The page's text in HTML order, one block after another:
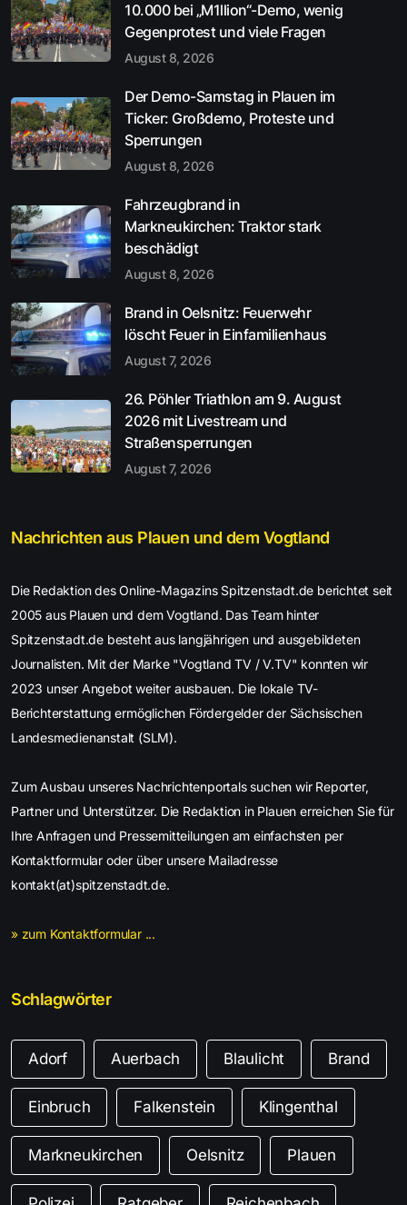
10.000 bei „M1llion“-Demo, wenig
Gegenprotest und viele Fragen
August 8, 2026
Der Demo-Samstag in Plauen im
Ticker: Großdemo, Proteste und
Sperrungen
August 8, 2026
Fahrzeugbrand in
Markneukirchen: Traktor stark
beschädigt
August 8, 2026
Brand in Oelsnitz: Feuerwehr
löscht Feuer in Einfamilienhaus
August 7, 2026
26. Pöhler Triathlon am 9. August
2026 mit Livestream und
Straßensperrungen
August 7, 2026
Nachrichten aus Plauen und dem Vogtland
Die Redaktion des Online-Magazins Spitzenstadt.de berichtet seit
2005 aus Plauen und dem Vogtland. Das Team hinter
Spitzenstadt.de besteht aus langjährigen und ausgebildeten
Journalisten. Mit der Marke "Vogtland TV / V.TV" konnten wir
2023 unser Angebot weiter ausbauen. Die lokale TV-
Berichterstattung ermöglichen Fördergelder der Sächsischen
Landesmedienanstalt (SLM).
Zum Ausbau unseres Nachrichtenportals suchen wir Reporter,
Partner und Unterstützer. Die Redaktion in Plauen erreichen Sie für
Ihre Anfragen und Pressemitteilungen am einfachsten per
Kontaktformular oder über unsere Mailadresse
kontakt(at)spitzenstadt.de.
» zum Kontaktformular ...
Schlagwörter
Adorf Auerbach Blaulicht Brand
Einbruch Falkenstein Klingenthal
Markneukirchen Oelsnitz Plauen